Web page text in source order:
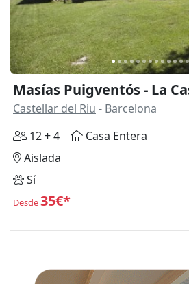
Masías Puigventós - La
Castellar del Riu - Barcelona
12 + 4
Casa Entera
Aislada
Sí
Desde35€*